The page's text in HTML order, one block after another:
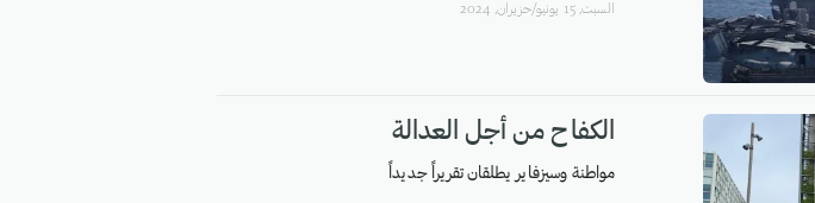
السبت, 15 يونيو/حزيران, 2024
الكفاح من أجل العدالة
مواطنة وسيزفاير يطلقان تقريراً جديداً